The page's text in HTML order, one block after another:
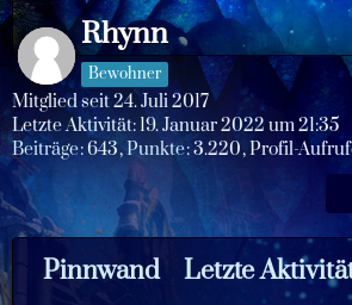
Rhynn
Bewohner
Mitglied seit 24. Juli 2017
Letzte Aktivität: 19. Januar 2022 um 21:35
Beiträge 643 Punkte 3.220 Profil-
Pinnwand Letzte